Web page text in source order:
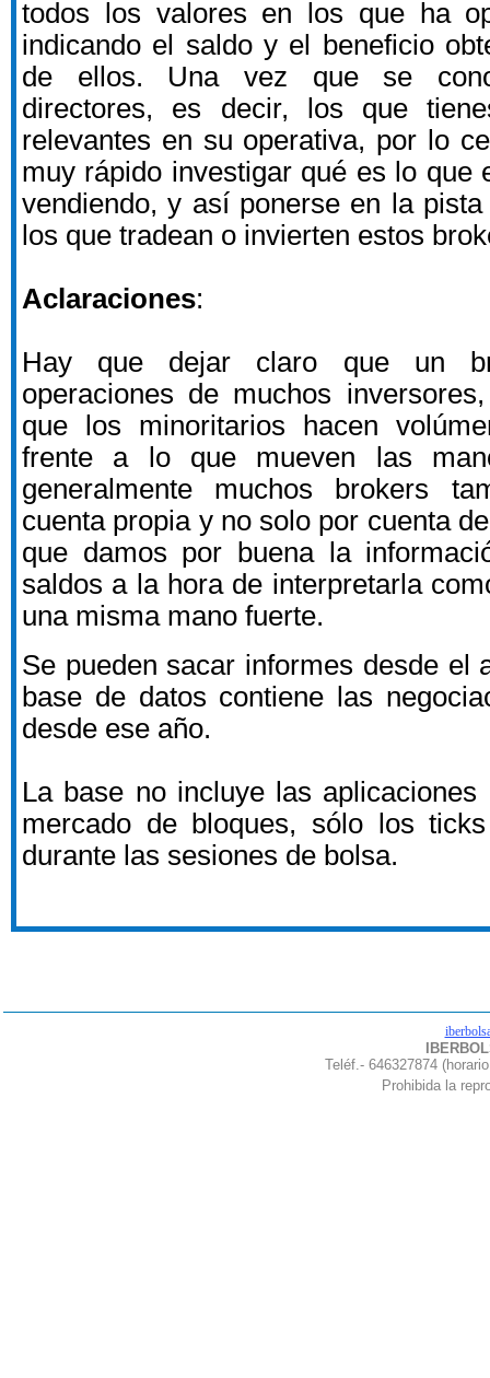
todos los valores en los que ha
indicando el saldo y el beneficio
de ellos. Una vez que se
directores, es decir, los que
relevantes en su operativa, por lo
muy rápido investigar qué es lo que
vendiendo, y así ponerse en la
los que tradean o invierten estos
Aclaraciones:
Hay que dejar claro que un
operaciones de muchos
que los minoritarios hacen
frente a lo que mueven las
generalmente muchos brokers
cuenta propia y no solo por cuenta
que damos por buena la
saldos a la hora de interpretarla
una misma mano fuerte.
Se pueden sacar informes desde el
base de datos contiene las
desde ese año.
La base no incluye las aplicaciones
mercado de bloques, sólo los
durante las sesiones de bolsa.
Teléf.- 646327874
Prohibida la